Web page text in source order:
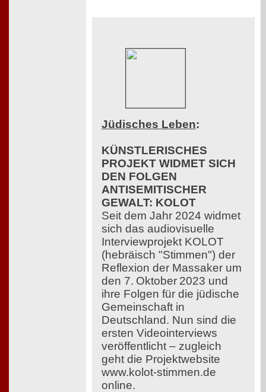
Jüdisches Leben:
KÜNSTLERISCHES
PROJEKT WIDMET SICH
DEN FOLGEN
ANTISEMITISCHER
GEWALT: KOLOT
Seit dem Jahr 2024 widmet
sich das audiovisuelle
Interviewprojekt KOLOT
(hebräisch "Stimmen") der
Reflexion der Massaker um
den 7. Oktober 2023 und
ihre Folgen für die jüdische
Gemeinschaft in
Deutschland. Nun sind die
ersten Videointerviews
veröffentlicht – zugleich
geht die Projektwebsite
www.kolot-stimmen.de
online.